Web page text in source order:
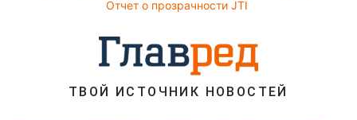
Отчет о прозрачности JTI
ТВОЙ ИСТОЧНИК НОВОСТЕЙ